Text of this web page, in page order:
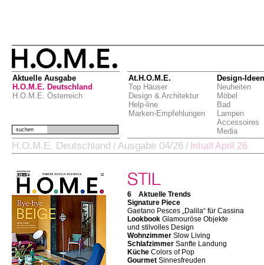
Aktuelle Ausgabe
H.O.M.E. Deutschland
H.O.M.E. Österreich
At.H.O.M.E.
Top Häuser
Design & Architektur
Help-line
Marken-Empfehlungen
Design-Ideen
Neuheiten
Möbel
Bad
Lampen
Accessoires
Media
suchen
H.O.M.E. Deutschland / Ausgabe 04/26 / Inhalt April 26
6 Aktuelle Trends
Signature Piece
Gaetano Pesces „Dalila“ für Cassina
Lookbook Glamouröse Objekte
und stilvolles Design
Wohnzimmer Slow Living
Schlafzimmer Sanfte Landung
Küche Colors of Pop
Gourmet Sinnesfreuden